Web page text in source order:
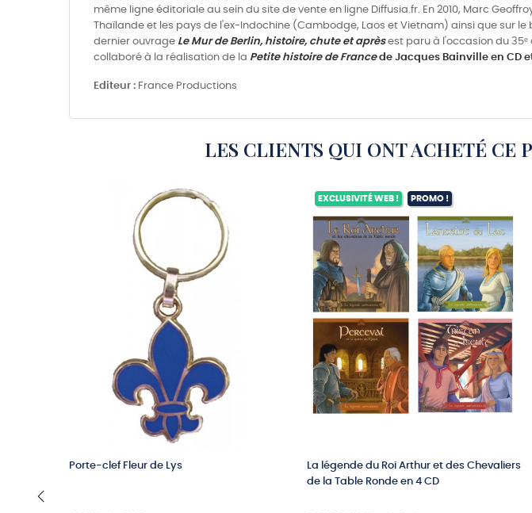
même ligne éditoriale au sein du site de vente en ligne Diffusia.fr. En 2010, Marc
Thaïlande et les pays de l'ex-Indochine (Cambodge, Laos et Vietnam) ainsi que sur
dernier ouvrage Le Mur de Berlin, histoire, chute et aprèsest paru à l'occasion du
collaboré à la réalisation de la Petite histoire de Francede Jacques Bainville en CD
Editeur : France Productions
LES CLIENTS QUI ONT ACHETÉ CE
Porte-clef Fleur de Lys
EXCLUSIVITÉ WEB ! PROMO !
La légende du Roi Arthur et des Chevaliers
de la Table Ronde en 4 CD